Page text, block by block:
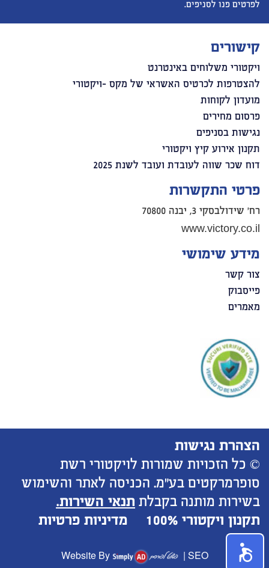
לפרטים פנו לסניפים.
קישורים
ויקטורי משלוחים באינטרנט
להצטרפות לכרטיס האשראי של מקס -ויקטורי
מועדון לקוחות
פרסום מחירים
נגישות בסניפים
תקנון אירוע קיץ ויקטורי
דוח שכר שווה לעובדת ועובד לשנת 2025
פרטי התקשרות
רח' שידולבסקי 3, יבנה 70800
www.victory.co.il
מידע שימושי
צור קשר
פייסבוק
מאמרים
הצהרת נגישות
© כל הזכויות שמורות לויקטורי רשת
סופרמרקטים בע"מ. הכניסה לאתר והשימוש
בשירות מותנה בקבלת תנאי השירות.
תקנון ויקטורי 100%
מדיניות פרטיות
SEO
|
Website By